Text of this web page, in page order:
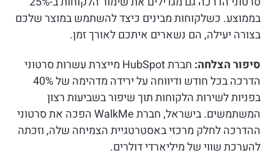
בממוצע. כשלקוחות מבינים כיצד להשתמש במוצר שלכם
בצורה יעילה, הם נשארים איתכם לאורך זמן.
סיפור הצלחה:
חברת HubSpot מייצרת עשרות סרטוני
הדרכה בכל חודש ודיווחה על ירידה מדהימה של 40%
בפניות לשירות הלקוחות תוך שיפור בשביעות רצון
המשתמשים. בישראל, חברת WalkMe הפכה את סרטוני
ההדרכה לחלק מרכזי באסטרטגיית הצמיחה שלה, וזכתה
להערכת שווי של מיליארדי דולרים.